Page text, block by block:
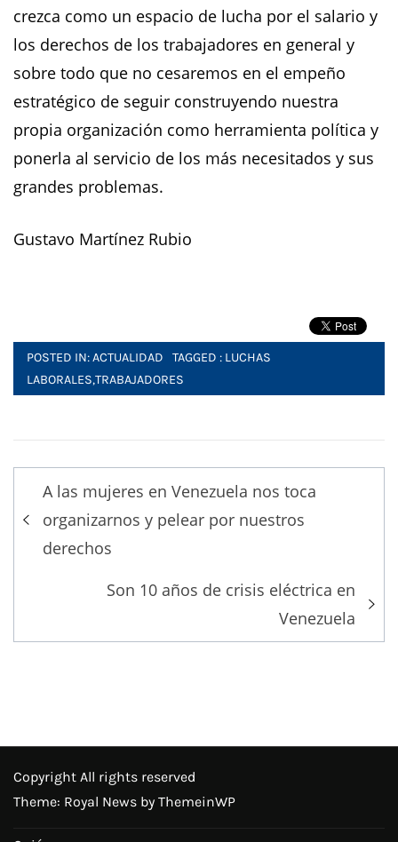
crezca como un espacio de lucha por el salario y
los derechos de los trabajadores en general y
sobre todo que no cesaremos en el empeño
estratégico de seguir construyendo nuestra
propia organización como herramienta política y
ponerla al servicio de los más necesitados y sus
grandes problemas.
Gustavo Martínez Rubio
POSTED IN:ACTUALIDAD TAGGED : LUCHAS
LABORALES,TRABAJADORES
Post
navigation
A las mujeres en Venezuela nos toca
organizarnos y pelear por nuestros
derechos
Son 10 años de crisis eléctrica en
Venezuela
Copyright All rights reserved
Theme: Royal News by ThemeinWP